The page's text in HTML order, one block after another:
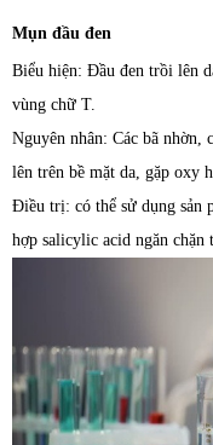
Mụn đầu đen
Biểu hiện: Đầu đen trồi lên
vùng chữ T.
Nguyên nhân: Các bã
lên trên bề mặt da, gặp oxy
Điều trị: có thể sử dụng sản
hợp salicylic acid ngăn chặn